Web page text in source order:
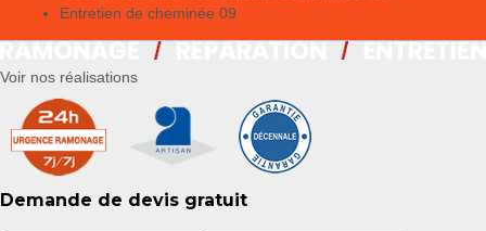
Entretien de cheminée 09
Voir nos réalisations
Demande de devis gratuit